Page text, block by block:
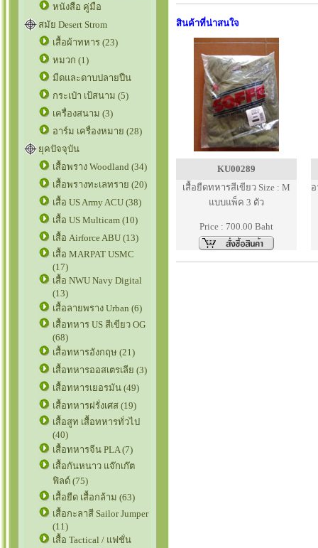
หนังสือ คู่มือ
สมัย Desert Strom
เสื้อผ้าทหาร (23)
หมวก (1)
มีดและดาบปลายปืน
กระเป๋า เป้สนาม (5)
เครื่องสนาม (3)
อาร์ม เครื่องหมาย (28)
ยุคปัจจุบัน
เสื้อพราง Woodland (34)
เสื้อพรางทะเลทราย (20)
เสื้อ US Army ACU (38)
เสื้อ US Multicam (10)
เสื้อ Airforce ABU (13)
เสื้อ MARPAT USMC
(17)
เสื้อ NWU Navy Digital
(13)
เสื้อลายพราง Urban (6)
เสื้อทหาร US สีเขียว OG
(68)
เสื้อทหารอังกฤษ (21)
เสื้อทหารออสเตรเลีย (3)
เสื้อทหารเยอรมัน (49)
เสื้อทหารฝรั่งเศส (19)
เสื้อสูท เสื้อทหารทั่วไป
(40)
เสื้อทหารจีน PLA (7)
เสื้อกันหนาว แจ๊กเก๊ต
ฟิลด์ (75)
เสื้อยืด เสื้อกล้าม (63)
เสื้อกะลาสี Sailor Jumper
(11)
เสื้อ Tactical / แฟชั่น
สินค้าที่น่าสนใจ
KU00289
เสื้อยืดทหารสีเขียว Size : M
แบบแพ็ค 3 ตัว
Price : 700.00 Baht